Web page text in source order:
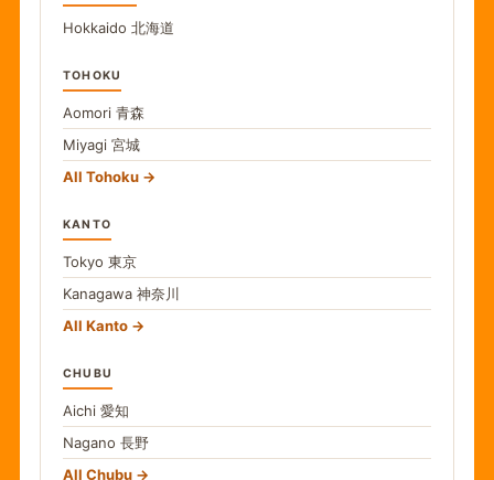
Hokkaido 北海道
TOHOKU
Aomori 青森
Miyagi 宮城
All Tohoku
KANTO
Tokyo 東京
Kanagawa 神奈川
All Kanto
CHUBU
Aichi 愛知
Nagano 長野
All Chubu